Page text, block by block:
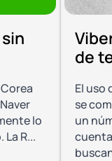
lo
R...
de
El uso
se
un